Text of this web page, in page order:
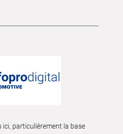
ici, particulièrement la base